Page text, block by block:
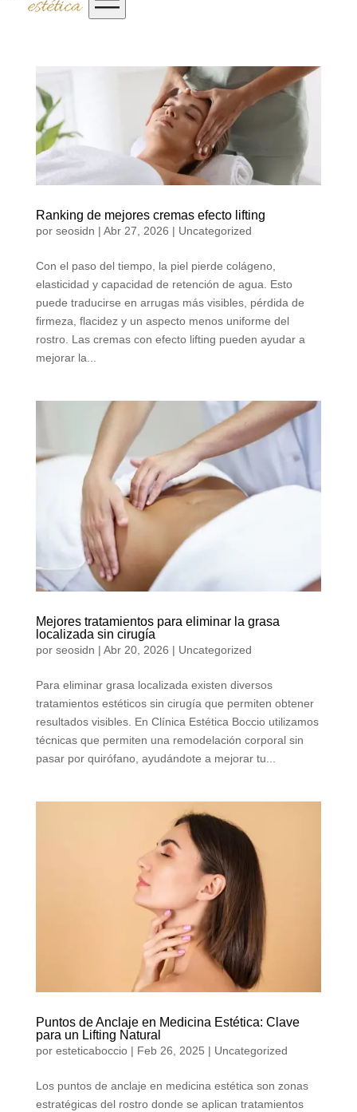
Ranking de mejores cremas efecto lifting
por seosidn | Abr 27, 2026 | Uncategorized
Con el paso del tiempo, la piel pierde colágeno,
elasticidad y capacidad de retención de agua. Esto
puede traducirse en arrugas más visibles, pérdida de
firmeza, flacidez y un aspecto menos uniforme del
rostro. Las cremas con efecto lifting pueden ayudar a
mejorar la...
Mejores tratamientos para eliminar la grasa
localizada sin cirugía
por seosidn | Abr 20, 2026 | Uncategorized
Para eliminar grasa localizada existen diversos
tratamientos estéticos sin cirugía que permiten obtener
resultados visibles. En Clínica Estética Boccio utilizamos
técnicas que permiten una remodelación corporal sin
pasar por quirófano, ayudándote a mejorar tu...
Puntos de Anclaje en Medicina Estética: Clave
para un Lifting Natural
por esteticaboccio| Feb 26, 2025 | Uncategorized
Los puntos de anclaje en medicina estética son zonas
estratégicas del rostro donde se aplican tratamientos